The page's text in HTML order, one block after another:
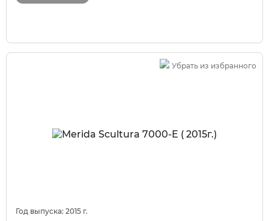
Убрать из избранного
Год выпуска: 2015 г.